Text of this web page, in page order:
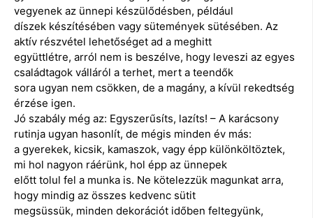
vegyenek az ünnepi készülődésben, például
díszek készítésében vagy sütemények sütésében. Az
aktív részvétel lehetőséget ad a meghitt
együttlétre, arról nem is beszélve, hogy leveszi az egyes
családtagok válláról a terhet, mert a teendők
sora ugyan nem csökken, de a magány, a kívül rekedtség
érzése igen.
Jó szabály még az: Egyszerűsíts, lazíts! – A karácsony
rutinja ugyan hasonlít, de mégis minden év más:
a gyerekek, kicsik, kamaszok, vagy épp különköltöztek,
mi hol nagyon ráérünk, hol épp az ünnepek
előtt tolul fel a munka is. Ne kötelezzük magunkat arra,
hogy mindig az összes kedvenc sütit
megsüssük, minden dekorációt időben feltegyünk,